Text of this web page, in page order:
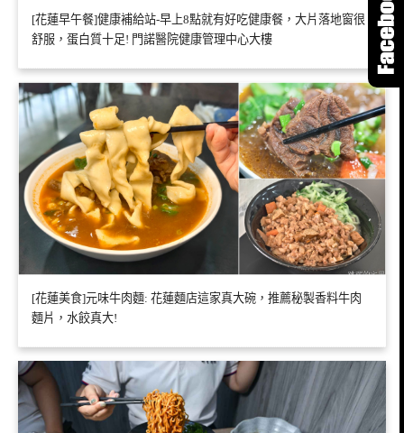
[花蓮早午餐]健康補給站-早上8點就有好吃健康餐，大片落地窗很
舒服，蛋白質十足! 門諾醫院健康管理中心大樓
[花蓮美食]元味牛肉麵: 花蓮麵店這家真大碗，推薦秘製香料牛肉
麵片，水餃真大!